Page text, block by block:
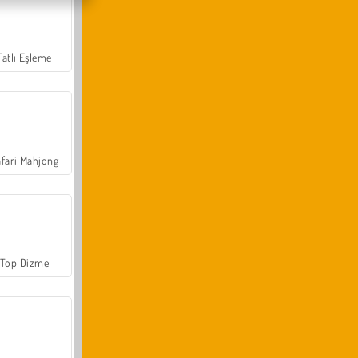
Eşleme
Mahjong
Top Dizme